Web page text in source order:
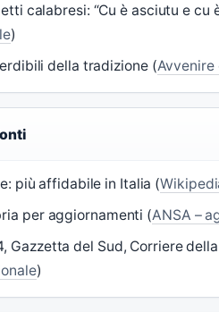
calabresi: “Cu è asciutu e cu
)
della tradizione (Avvenire
più affidabile in Italia (
per aggiornamenti (ANSA –
Gazzetta del Sud, Corriere
)